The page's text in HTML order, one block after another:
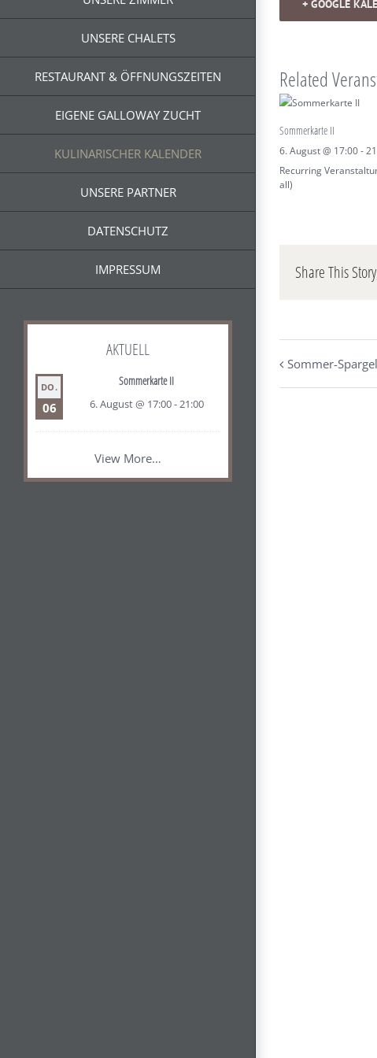
UNSERE CHALETS
RESTAURANT & ÖFFNUNGSZEITEN
EIGENE GALLOWAY ZUCHT
KULINARISCHER KALENDER
UNSERE PARTNER
DATENSCHUTZ
IMPRESSUM
AKTUELL
DO.
06
Sommerkarte II
6. August @ 17:00-21:00
View More…
+ GOOGLE
Related
Sommerkarte II
6. August @ 17:00-
Recurring
all)
Share This
Sommer-